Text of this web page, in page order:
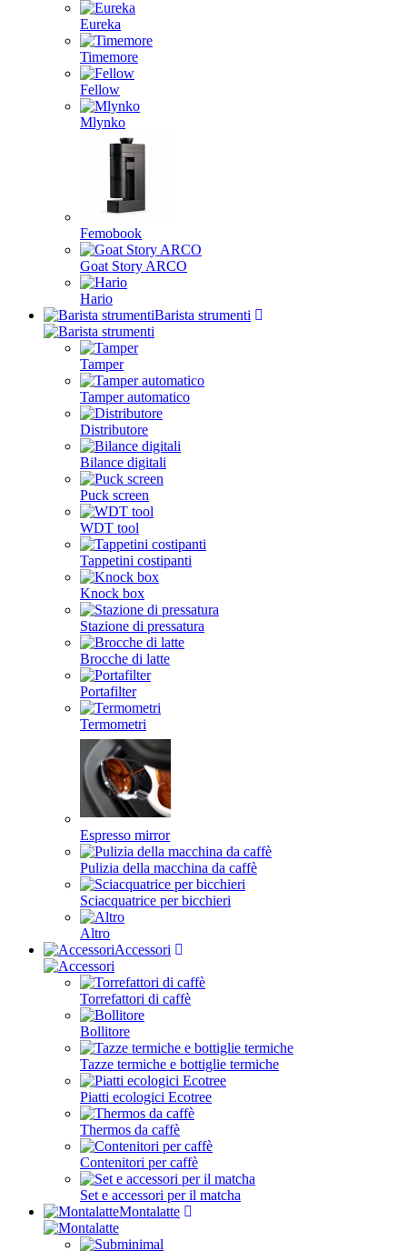
Eureka
Timemore
Fellow
Mlynko
Femobook
Goat Story ARCO
Hario
Barista strumenti
Tamper
Tamper automatico
Distributore
Bilance digitali
Puck screen
WDT tool
Tappetini costipanti
Knock box
Stazione di pressatura
Brocche di latte
Portafilter
Termometri
Espresso mirror
Pulizia della macchina da caffè
Sciacquatrice per bicchieri
Altro
Accessori
Torrefattori di caffè
Bollitore
Tazze termiche e bottiglie termiche
Piatti ecologici Ecotree
Thermos da caffè
Contenitori per caffè
Set e accessori per il matcha
Montalatte